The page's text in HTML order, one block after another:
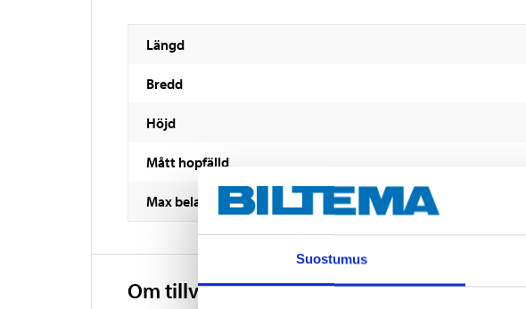
Suostumus
Längd
Bredd
Höjd
Mått hopfälld
Max belastning
Om tillverkaren